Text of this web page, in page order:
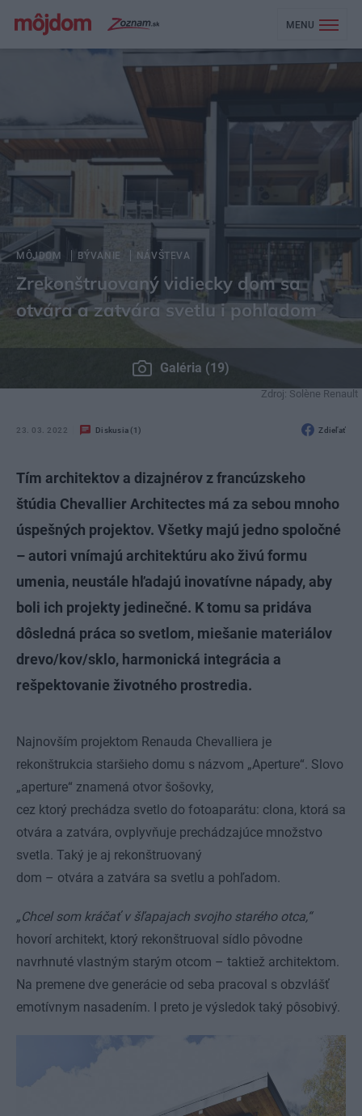
MENU
MÔJDOM BÝVANIE NÁVŠTEVA
Zrekonštruovaný vidiecky dom sa
otvára a zatvára svetlu i pohľadom
Galéria (19)
Zdroj: Solène Renault
23. 03. 2022 Diskusia (1) Zdieľať
Tím architektov a dizajnérov z francúzskeho
štúdia Chevallier Architectes má za sebou mnoho
úspešných projektov. Všetky majú jedno spoločné
– autori vnímajú architektúru ako živú formu
umenia, neustále hľadajú inovatívne nápady, aby
boli ich projekty jedinečné. K tomu sa pridáva
dôsledná práca so svetlom, miešanie materiálov
drevo/kov/sklo, harmonická integrácia a
rešpektovanie životného prostredia.
Najnovším projektom Renauda Chevalliera je
rekonštrukcia staršieho domu s názvom „Aperture“. Slovo
„aperture“ znamená otvor šošovky,
cez ktorý prechádza svetlo do fotoaparátu: clona, ktorá sa
otvára a zatvára, ovplyvňuje prechádzajúce množstvo
svetla. Taký je aj rekonštruovaný
dom – otvára a zatvára sa svetlu a pohľadom.
„Chcel som kráčať v šľapajach svojho starého otca,“
hovorí architekt, ktorý rekonštruoval sídlo pôvodne
navrhnuté vlastným starým otcom – taktiež architektom.
Na premene dve generácie od seba pracoval s obzvlášť
emotívnym nasadením. I preto je výsledok taký pôsobivý.